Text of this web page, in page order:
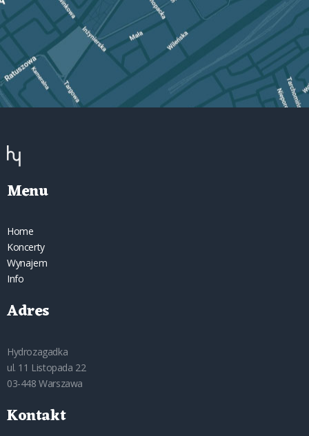
Menu
Home
Koncerty
Wynajem
Info
Adres
Hydrozagadka
ul. 11 Listopada 22
03-448 Warszawa
Kontakt